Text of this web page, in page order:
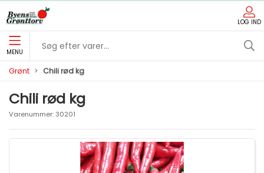
LOG IND
MENU
Grønt Chili rød kg
Chili rød kg
Varenummer:30201